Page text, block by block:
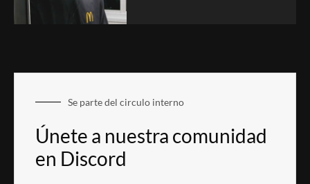
Se parte del circulo interno
Únete a nuestra comunidad
en Discord